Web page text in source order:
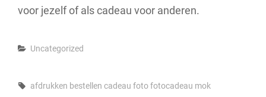
voor jezelf of als cadeau voor anderen.
Categories
Uncategorized
Tags,
afdrukken bestellen cadeau fotofotocadeau mok